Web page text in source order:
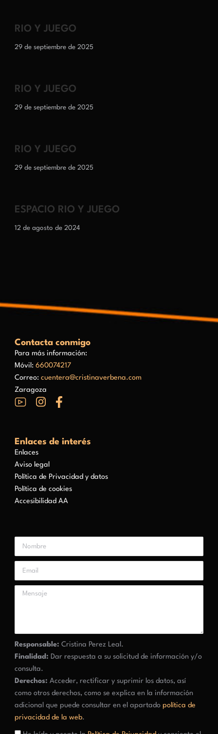
RIO Y JUEGO
29 de septiembre de 2025
RIO Y JUEGO
29 de septiembre de 2025
RIO Y JUEGO
29 de septiembre de 2025
ESPACIO RIO Y JUEGO
12 de agosto de 2024
Contacta conmigo
Para más información:
Móvil: 660074217
Correo: cuentera@cristinaverbena.com
Zaragoza
Enlaces de interés
Enlaces
Aviso legal
Política de Privacidad y datos
Política de cookies
Accesibilidad AA
Responsable: Cristina Perez Leal.
Finalidad: Dar respuesta a su solicitud de información y/o
consulta.
Derechos: Acceder, rectificar y suprimir los datos, así
como otros derechos, como se explica en la información
adicional que puede consultar en el apartado política de
privacidad de la web.